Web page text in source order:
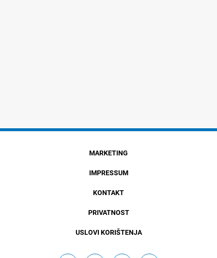
MARKETING
IMPRESSUM
KONTAKT
PRIVATNOST
USLOVI KORIŠTENJA